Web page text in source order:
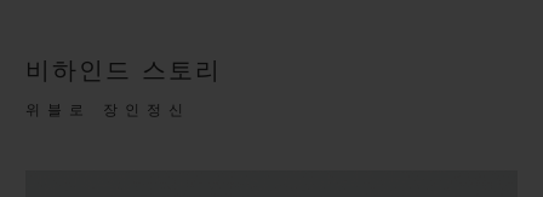
비하인드 스토리
위블로 장인정신